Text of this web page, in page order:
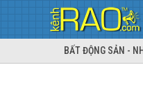
BẤT ĐỘNG SẢN -